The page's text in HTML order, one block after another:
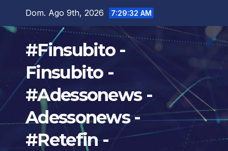
Dom. Ago 9th, 2026 7:29:33 AM
#Finsubito -
Finsubito -
#Adessonews -
Adessonews -
#Retefin -